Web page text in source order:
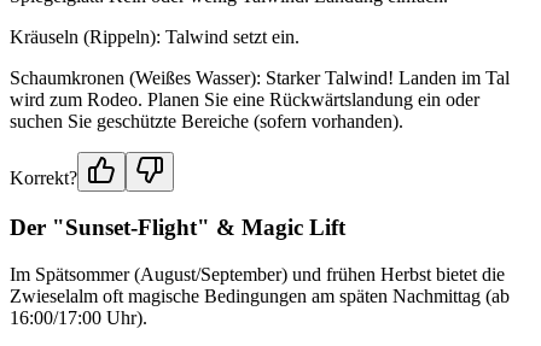
Kräuseln (Rippeln): Talwind setzt ein.
Schaumkronen (Weißes Wasser): Starker Talwind! Landen im Tal
wird zum Rodeo. Planen Sie eine Rückwärtslandung ein oder
suchen Sie geschützte Bereiche (sofern vorhanden).
Korrekt?
Der "Sunset-Flight" & Magic Lift
Im Spätsommer (August/September) und frühen Herbst bietet die
Zwieselalm oft magische Bedingungen am späten Nachmittag (ab
16:00/17:00 Uhr).